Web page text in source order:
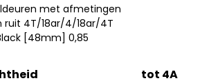
met afmetingen
ruit 4T/18ar/4/18ar/4T
[48mm] 0,85
tot 4A